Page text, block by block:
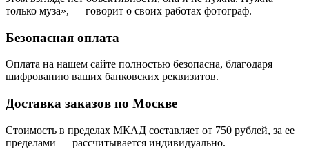
только муза», — говорит о своих работах фотограф.
Безопасная оплата
Оплата на нашем сайте полностью безопасна, благодаря
шифрованию ваших банковских реквизитов.
Доставка заказов по Москве
Стоимость в пределах МКАД составляет от 750 рублей, за ее
пределами — рассчитывается индивидуально.